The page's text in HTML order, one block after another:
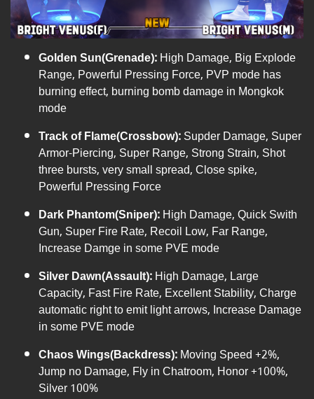
Golden Sun(Grenade):High Damage, Big Explode
Range, Powerful Pressing Force, PVP mode has
burning effect, burning bomb damage in Mongkok
mode
Track of Flame(Crossbow):Supder Damage, Super
Armor-Piercing, Super Range, Strong Strain, Shot
three bursts, very small spread, Close spike,
Powerful Pressing Force
Dark Phantom(Sniper):High Damage, Quick Swith
Gun, Super Fire Rate, Recoil Low, Far Range,
Increase Damge in some PVE mode
Silver Dawn(Assault):High Damage, Large
Capacity, Fast Fire Rate, Excellent Stability, Charge
automatic right to emit light arrows, Increase Damage
in some PVE mode
Chaos Wings(Backdress):Moving Speed +2%,
Jump no Damage, Fly in Chatroom, Honor +100%,
Silver 100%